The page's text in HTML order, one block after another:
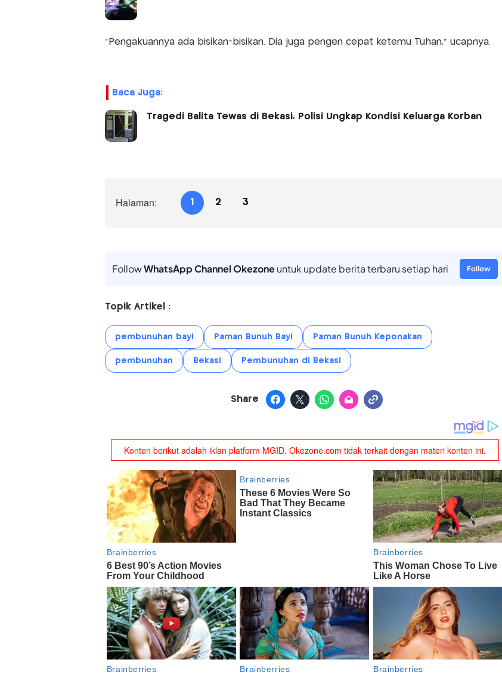
“Pengakuannya ada bisikan-bisikan. Dia juga pengen cepat ketemu Tuhan,” ucapnya.
Baca Juga:
Tragedi Balita Tewas di Bekasi, Polisi Ungkap Kondisi Keluarga Korban
Halaman: 1 2 3
FollowWhatsApp Channel Okezoneuntuk update berita terbaru setiap hari Follow
Topik Artikel :
pembunuhan bayi Paman Bunuh Bayi Paman Bunuh Keponakan
pembunuhan Bekasi Pembunuhan di Bekasi
Share